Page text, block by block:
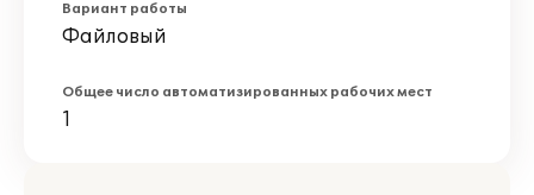
Вариант работы
Файловый
Общее число автоматизированных рабочих мест
1